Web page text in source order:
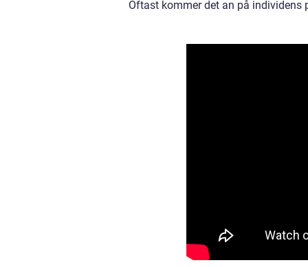
Oftast kommer det an på individens